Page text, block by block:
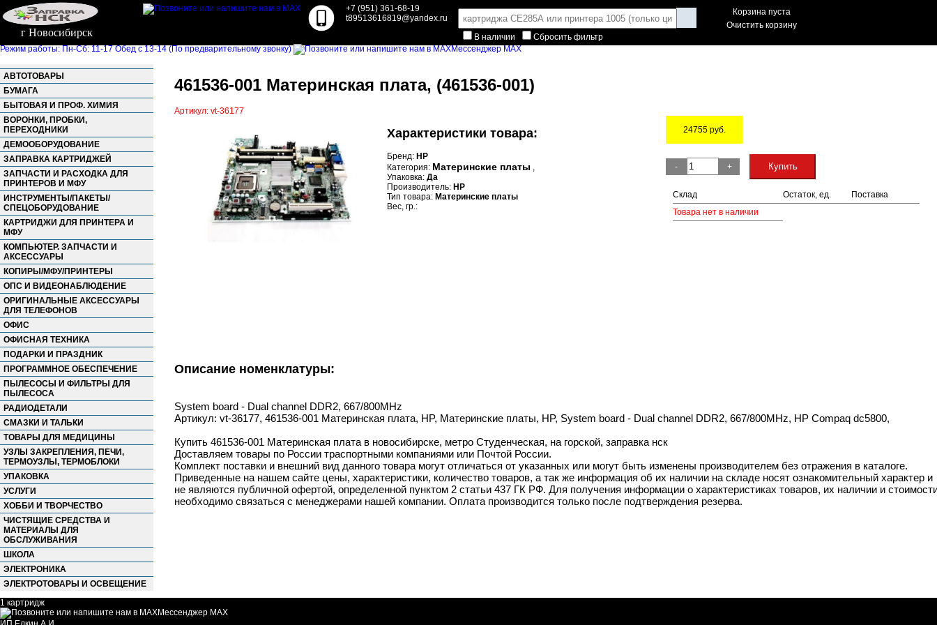
г Новосибирск
+7 (951) 361-68-19
t89513616819@yandex.ru
В наличии
Сбросить фильтр
Корзина пуста
Очистить корзину
Режим работы: Пн-Сб: 11-17 Обед с 13-14 (По предварительному звонку) Мессенджер MAX
АВТОТОВАРЫ
БУМАГА
БЫТОВАЯ И ПРОФ. ХИМИЯ
ВОРОНКИ, ПРОБКИ,
ПЕРЕХОДНИКИ
ДЕМООБОРУДОВАНИЕ
ЗАПРАВКА КАРТРИДЖЕЙ
ЗАПЧАСТИ И РАСХОДКА ДЛЯ
ПРИНТЕРОВ И МФУ
ИНСТРУМЕНТЫ/ПАКЕТЫ/
СПЕЦОБОРУДОВАНИЕ
КАРТРИДЖИ ДЛЯ ПРИНТЕРА И
МФУ
КОМПЬЮТЕР. ЗАПЧАСТИ И
АКСЕССУАРЫ
КОПИРЫ/МФУ/ПРИНТЕРЫ
ОПС И ВИДЕОНАБЛЮДЕНИЕ
ОРИГИНАЛЬНЫЕ АКСЕССУАРЫ
ДЛЯ ТЕЛЕФОНОВ
ОФИС
ОФИСНАЯ ТЕХНИКА
ПОДАРКИ И ПРАЗДНИК
ПРОГРАММНОЕ ОБЕСПЕЧЕНИЕ
ПЫЛЕСОСЫ И ФИЛЬТРЫ ДЛЯ
ПЫЛЕСОСА
РАДИОДЕТАЛИ
СМАЗКИ И ТАЛЬКИ
ТОВАРЫ ДЛЯ МЕДИЦИНЫ
УЗЛЫ ЗАКРЕПЛЕНИЯ, ПЕЧИ,
ТЕРМОУЗЛЫ, ТЕРМОБЛОКИ
УПАКОВКА
УСЛУГИ
ХОББИ И ТВОРЧЕСТВО
ЧИСТЯЩИЕ СРЕДСТВА И
МАТЕРИАЛЫ ДЛЯ
ОБСЛУЖИВАНИЯ
ШКОЛА
ЭЛЕКТРОНИКА
ЭЛЕКТРОТОВАРЫ И ОСВЕЩЕНИЕ
461536-001 Материнская плата, (461536-001)
Артикул: vt-36177
Характеристики товара:
Бренд: HP
Категория: Материнские платы ,
Упаковка: Да
Производитель: HP
Тип товара: Материнские платы
Вес, гр.:
24755руб.
-
+ Купить
Склад Остаток, ед.
Поставка
Товара нет в наличии
Описание номенклатуры:
System board - Dual channel DDR2, 667/800MHz
Артикул: vt-36177, 461536-001 Материнская плата, HP, Материнские платы, HP, System board - Dual channel DDR2, 667/800MHz, HP Compaq dc5800,
Купить 461536-001 Материнская плата в новосибирске, метро Студенческая, на горской, заправка нск
Доставляем товары по России траспортными компаниями или Почтой России.
Комплект поставки и внешний вид данного товара могут отличаться от указанных или могут быть изменены производителем без отражения в каталоге.
Приведенные на нашем сайте цены, характеристики, количество товаров, а так же информация об их наличии на складе носят ознакомительный характер и
не являются публичной офертой, определенной пунктом 2 статьи 437 ГК РФ. Для получения информации о характеристиках товаров, их наличии и
необходимо связаться с менеджерами нашей компании. Оплата производится только после подтверждения резерва.
1 картридж
Мессенджер MAX